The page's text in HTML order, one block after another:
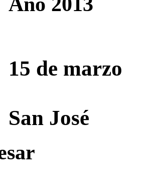
15 de marzo
San José